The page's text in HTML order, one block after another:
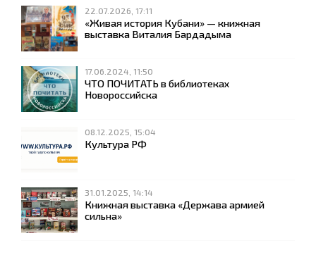
22.07.2026, 17:11
«Живая история Кубани» — книжная
выставка Виталия Бардадыма
17.06.2024, 11:50
ЧТО ПОЧИТАТЬ в библиотеках
Новороссийска
08.12.2025, 15:04
Культура РФ
31.01.2025, 14:14
Книжная выставка «Держава армией
сильна»